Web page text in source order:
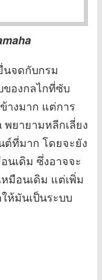
นจดกับกรม
องกลไกที่ซับ
างมาก แต่การ
พยายามหลีกเลี่ยง
ต์ที่มาก โดยจะยัง
นเดิม ซึ่งอาจจะ
หมือนเดิม แต่เพิ่ม
ห้มันเป็นระบบ